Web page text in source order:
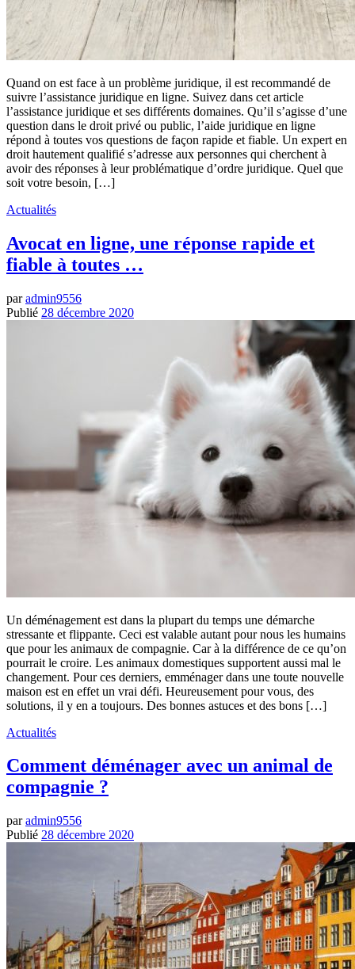
Quand on est face à un problème juridique, il est recommandé de
suivre l’assistance juridique en ligne. Suivez dans cet article
l’assistance juridique et ses différents domaines. Qu’il s’agisse d’une
question dans le droit privé ou public, l’aide juridique en ligne
répond à toutes vos questions de façon rapide et fiable. Un expert en
droit hautement qualifié s’adresse aux personnes qui cherchent à
avoir des réponses à leur problématique d’ordre juridique. Quel que
soit votre besoin, […]
Actualités
Avocat en ligne, une réponse rapide et
fiable à toutes …
paradmin9556
Publié 28 décembre 2020
Un déménagement est dans la plupart du temps une démarche
stressante et flippante. Ceci est valable autant pour nous les humains
que pour les animaux de compagnie. Car à la différence de ce qu’on
pourrait le croire. Les animaux domestiques supportent aussi mal le
changement. Pour ces derniers, emménager dans une toute nouvelle
maison est en effet un vrai défi. Heureusement pour vous, des
solutions, il y en a toujours. Des bonnes astuces et des bons […]
Actualités
Comment déménager avec un animal de
compagnie ?
paradmin9556
Publié 28 décembre 2020